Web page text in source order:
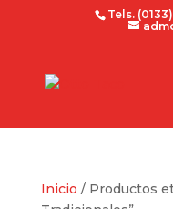
Tels.
Inicio / Productos